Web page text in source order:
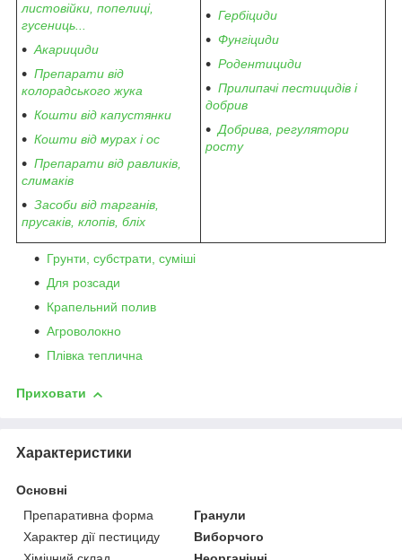
листовійки, попелиці,
гусениць...
Акарициди
Препарати від
колорадського жука
Кошти від капустянки
Кошти від мурах і ос
Препарати від равликів,
слимаків
Засоби від тарганів,
прусаків, клопів, бліх
Гербіциди
Фунгіциди
Родентициди
Прилипачі пестицидів і
добрив
Добрива, регулятори
росту
Грунти, субстрати, суміші
Для розсади
Крапельний полив
Агроволокно
Плівка теплична
Приховати
Характеристики
Основні
Препаративна форма
Гранули
Характер дії пестициду
Виборчого